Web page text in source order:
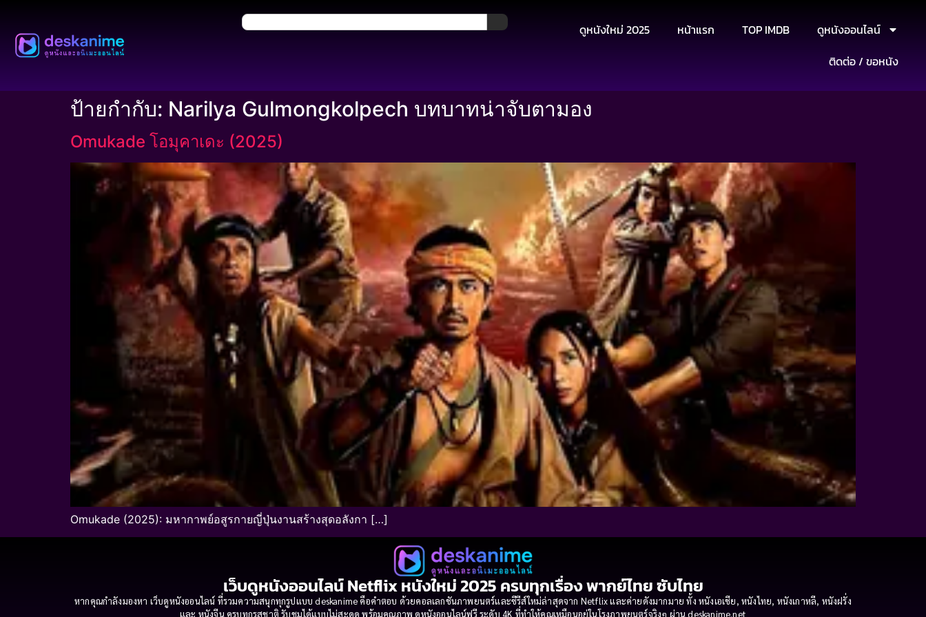
ดูหนังใหม่ 2025 หน้าแรก TOP IMDB
ดูหนังออนไลน์
ติดต่อ / ขอหนัง
ป้ายกำกับ: Narilya Gulmongkolpech บทบาทน่าจับตามอง
Omukade โอมุคาเดะ (2025)
Omukade (2025): มหากาพย์อสูรกายญี่ปุ่นงานสร้างสุดอลังกา […]
เว็บดูหนังออนไลน์ Netflix หนังใหม่ 2025 ครบทุกเรื่อง พากย์ไทย ซับไทย
หากคุณกำลังมองหา เว็บดูหนังออนไลน์ ที่รวมความสนุกทุกรูปแบบ deskanime คือคำตอบ ด้วยคอลเลกชันภาพยนตร์และซีรีส์ใหม่ล่าสุดจาก Netflix และค่ายดังมากมาย ทั้ง หนังเอเชีย, หนังไทย, หนังเกาหลี, หนังฝรั่ง
และ หนังจีน ครบทุกรสชาติ รับชมได้แบบไม่สะดุด พร้อมคุณภาพ ดูหนังออนไลน์ฟรี ระดับ 4K ที่ทำให้คุณเหมือนอยู่ในโรงภาพยนตร์จริงๆ ผ่าน deskanime.net